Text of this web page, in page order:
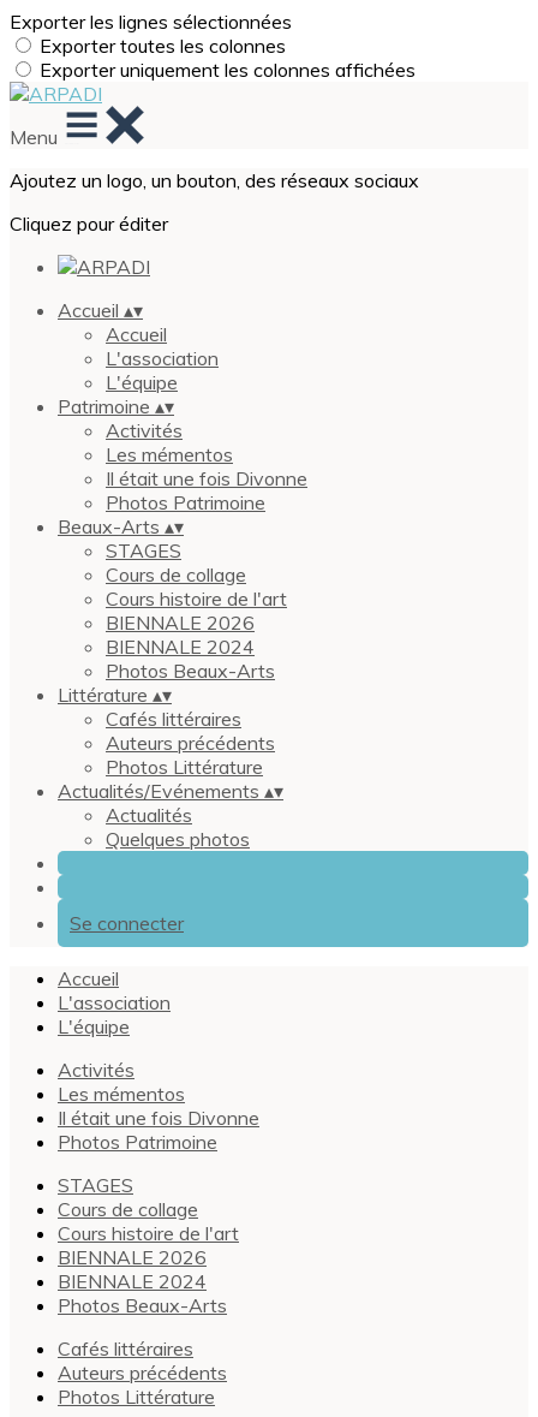
Exporter les lignes sélectionnées
Exporter toutes les colonnes
Exporter uniquement les colonnes affichées
Menu
Ajoutez un logo, un bouton, des réseaux sociaux
Cliquez pour éditer
Accueil ▴▾
Accueil
L'association
L'équipe
Patrimoine ▴▾
Activités
Les mémentos
Il était une fois Divonne
Photos Patrimoine
Beaux-Arts ▴▾
STAGES
Cours de collage
Cours histoire de l'art
BIENNALE 2026
BIENNALE 2024
Photos Beaux-Arts
Littérature ▴▾
Cafés littéraires
Auteurs précédents
Photos Littérature
Actualités/Evénements ▴▾
Actualités
Quelques photos
Se connecter
Accueil
L'association
L'équipe
Activités
Les mémentos
Il était une fois Divonne
Photos Patrimoine
STAGES
Cours de collage
Cours histoire de l'art
BIENNALE 2026
BIENNALE 2024
Photos Beaux-Arts
Cafés littéraires
Auteurs précédents
Photos Littérature